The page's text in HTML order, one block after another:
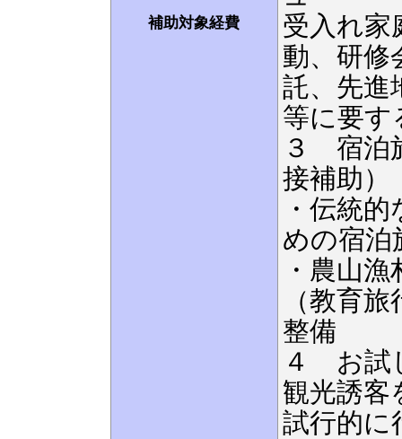
補助対象経費
受入れ家
動、研修
託、先進
等に要す
３ 宿泊
接補助）
・伝統
めの宿泊
・農山
（教育
整備
４ お試
観光誘客
試行的に